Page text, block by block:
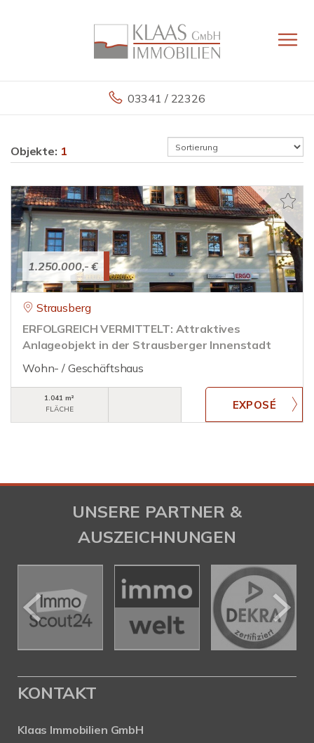
03341 / 22326
Objekte: 1
1.250.000,- €
Strausberg
ERFOLGREICH VERMITTELT: Attraktives
Anlageobjekt in der Strausberger Innenstadt
Wohn- / Geschäftshaus
1.041 m²
FLÄCHE
UNSERE PARTNER &
AUSZEICHNUNGEN
KONTAKT
Klaas Immobilien GmbH